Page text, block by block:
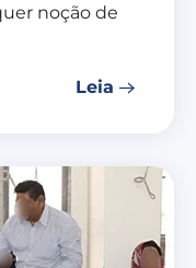
noção de
Leia